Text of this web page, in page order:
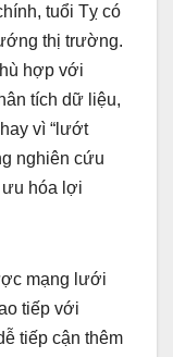
tuổi Tỵ có
thị trường.
hợp với
tích dữ liệu,
vì “lướt
nghiên cứu
ưu hóa lợi
mạng lưới
tiếp với
tiếp cận thêm